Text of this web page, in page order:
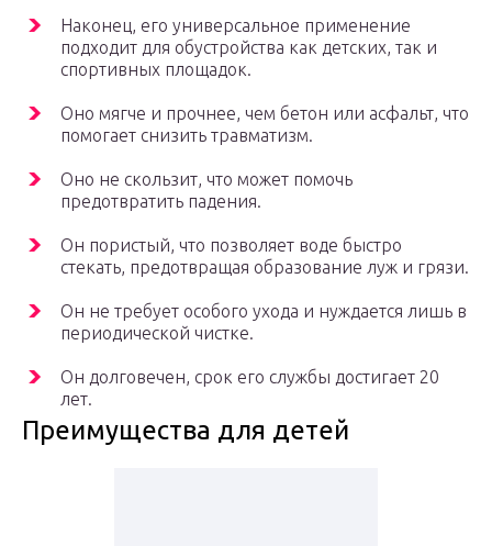
Наконец, его универсальное применение
подходит для обустройства как детских, так и
спортивных площадок.
Оно мягче и прочнее, чем бетон или асфальт, что
помогает снизить травматизм.
Оно не скользит, что может помочь
предотвратить падения.
Он пористый, что позволяет воде быстро
стекать, предотвращая образование луж и грязи.
Он не требует особого ухода и нуждается лишь в
периодической чистке.
Он долговечен, срок его службы достигает 20
лет.
Преимущества для детей